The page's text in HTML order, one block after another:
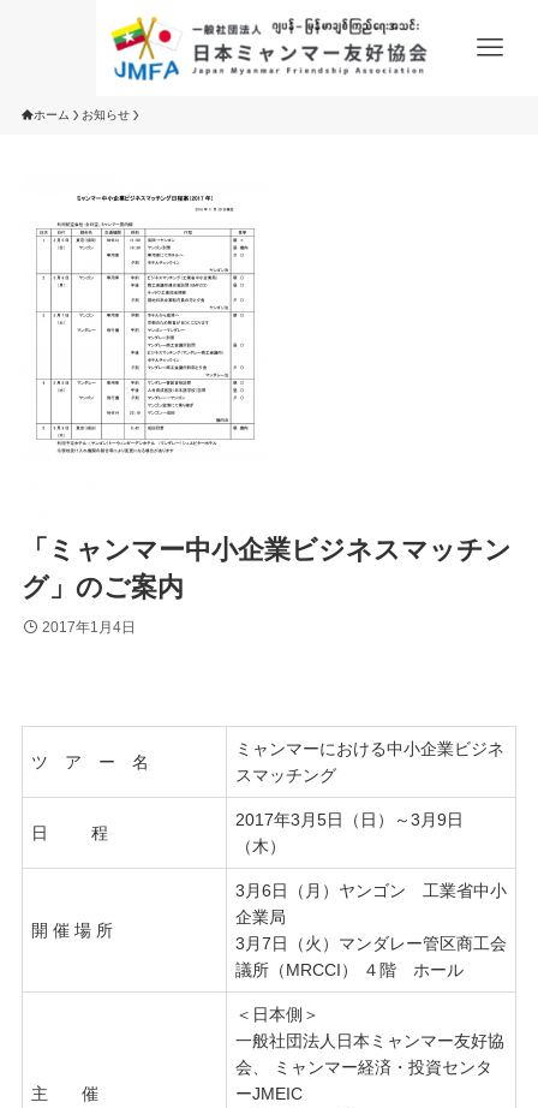
ホーム お知らせ
「ミャンマー中小企業ビジネスマッチン
グ」のご案内
2017年1月4日
ツ ア ー 名
ミャンマーにおける中小企業ビジネ
スマッチング
日 程
2017年3月5日（日）～3月9日
（木）
開 催 場 所
3月6日（月）ヤンゴン 工業省中小
企業局
3月7日（火）マンダレー管区商工会
議所（MRCCI） ４階 ホール
主 催
＜日本側＞
一般社団法人日本ミャンマー友好協
会、 ミャンマー経済・投資センタ
ーJMEIC